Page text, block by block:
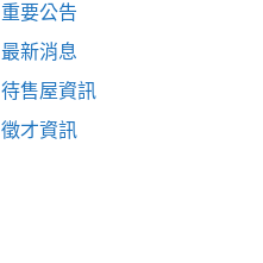
重要公告
最新消息
待售屋資訊
徵才資訊